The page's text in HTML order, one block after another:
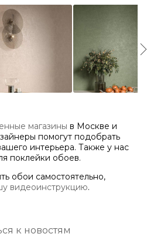
магазины в Москве и
помогут подобрать
интерьера. Также у нас
поклейки обоев.
обои самостоятельно,
видеоинструкцию.
к новостям